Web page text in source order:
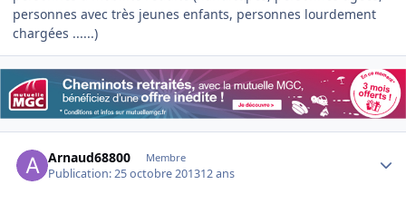
personnes avec très jeunes enfants, personnes lourdement
chargées ......)
Arnaud68800 Membre
Publication:25 octobre 201312 ans